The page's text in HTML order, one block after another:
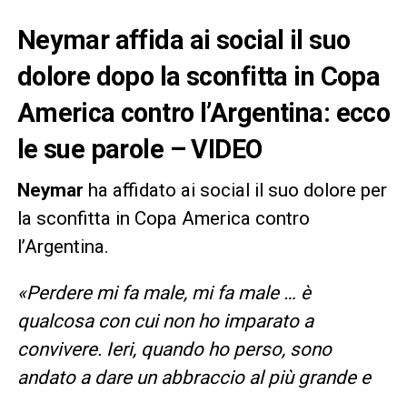
Neymar affida ai social il suo
dolore dopo la sconfitta in Copa
America contro l’Argentina: ecco
le sue parole – VIDEO
Neymar ha affidato ai social il suo dolore per
la sconfitta in Copa America contro
l’Argentina.
«Perdere mi fa male, mi fa male … è
qualcosa con cui non ho imparato a
convivere. Ieri, quando ho perso, sono
andato a dare un abbraccio al più grande e